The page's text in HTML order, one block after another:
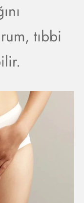
tıbbi